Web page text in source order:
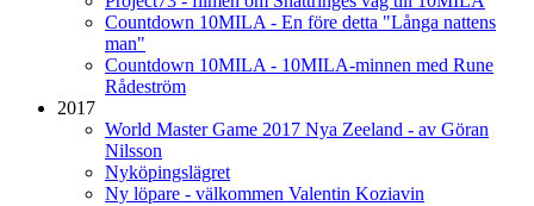
Countdown 10MILA - En före detta "Långa nattens
man"
Countdown 10MILA - 10MILA-minnen med Rune
Rådeström
2017
World Master Game 2017 Nya Zeeland - av Göran
Nilsson
Nyköpingslägret
Ny löpare - välkommen Valentin Koziavin